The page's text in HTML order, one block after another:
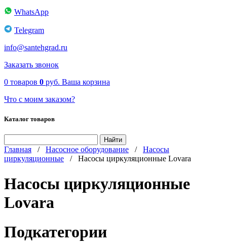
WhatsApp
Telegram
info@santehgrad.ru
Заказать звонок
0 товаров 0 руб. Ваша корзина
Что с моим заказом?
Каталог товаров
Главная / Насосное оборудование / Насосы
циркуляционные / Насосы циркуляционные Lovara
Насосы циркуляционные
Lovara
Подкатегории